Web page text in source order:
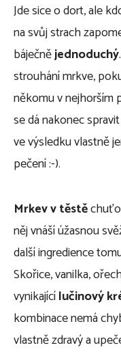
Jde sice o dort, ale
na svůj strach
báječnějednoduchý
strouhání mrkve,
někomu v nejhorším
se dá nakonec
ve výsledku vlastně
pečení :-).
Mrkev v těstě
něj vnáší úžasnou
další ingredience
Skořice, vanilka,
vynikajícílučinový
kombinace nemá
vlastně zdravý a